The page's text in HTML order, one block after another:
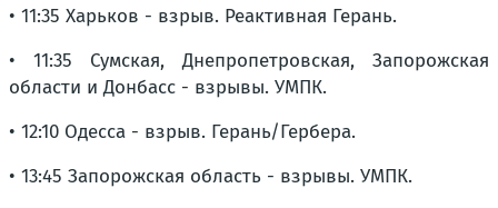
• 11:35 Харьков - взрыв. Реактивная Герань.
• 11:35 Сумская, Днепропетровская, Запорожская
области и Донбасс - взрывы. УМПК.
• 12:10 Одесса - взрыв. Герань/Гербера.
• 13:45 Запорожская область - взрывы. УМПК.